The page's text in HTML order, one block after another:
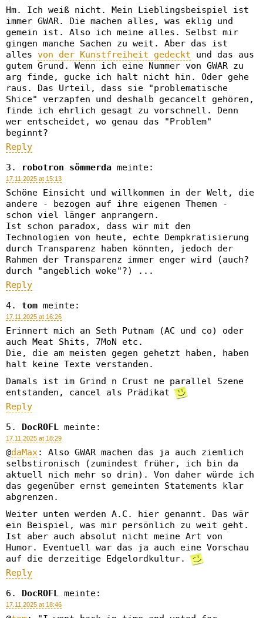
Hm. Ich weiß nicht. Mein Lieblingsbeispiel ist
immer GWAR. Die machen alles, was eklig und
gemein ist. Also ich meine alles. Selbst mir
gingen manche Sachen zu weit. Aber das ist
alles von der Kunstfreiheit gedeckt und das aus
gutem Grund. Wenn ich eine Nummer von GWAR zu
arg finde, gucke ich halt nicht hin. Oder gehe
raus. Das Urteil, dass sie "problematische
Shice" verzapfen und deshalb gecancelt gehören,
finde ich ehrlich gesagt zu vorschnell. Denn
wer entscheidet, wo genau das "Problem"
beginnt?
Reply
robotron sömmerda meinte:
17.11.2025 at 15:13
Schöne Einsicht und willkommen in der Welt, die
andere - bezogen auf ihre eigenen Themen -
schon viel länger anprangern.
Ist schon paradox, dass wir mit den
Technologien von heute, echte Dempkratisierung
durch Transparenz haben könnten, jedoch der
Rahmen der Transparenz immer enger wird (auch?
durch "angeblich woke"?) ...
Reply
tom meinte:
17.11.2025 at 16:26
Erinnert mich an Seth Putnam (AC und co) oder
auch Meat Shits, 7MoN etc.
Die, die am meisten gegen gehetzt haben, haben
halt keine Texte verstanden.
Damals ist im Grind n Crust ne parallel Szene
entstanden, cancel als Prädikat
Reply
DocROFL meinte:
17.11.2025 at 18:29
@daMax: Also GWAR machen das ja auch ziemlich
selbstironisch (zumindest früher, ich bin da
aktuell nich mehr so drin). Von daher würde ich
das gegenüber ernst gemeinten Statements klar
abgrenzen.
Weiter unten werden A.C. hier genannt. Das wär
ein Beispiel, was mir persönlich zu weit geht.
Ist aber auch absolut nicht meine Art von
Humor. Eventuell war das ja auch eine Vorschau
auf die derzeitige Edgelordkultur.
Reply
DocROFL meinte:
17.11.2025 at 18:46